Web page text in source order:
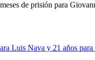
de prisión para